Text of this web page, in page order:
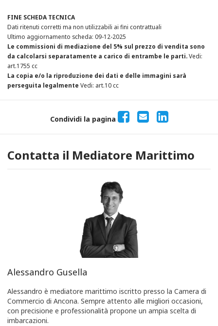
FINE SCHEDA TECNICA
Dati ritenuti corretti ma non utilizzabili ai fini contrattuali
Ultimo aggiornamento scheda: 09-12-2025
Le commissioni di mediazione del 5% sul prezzo di vendita sono
da calcolarsi separatamente a carico di entrambe le parti.Vedi:
art.1755 cc
La copia e/o la riproduzione dei dati e delle immagini sarà
perseguita legalmente Vedi: art.10 cc
Condividi la pagina
Contatta il Mediatore Marittimo
Alessandro Gusella
Alessandro è mediatore marittimo iscritto presso la Camera di
Commercio di Ancona. Sempre attento alle migliori occasioni,
con precisione e professionalità propone un ampia scelta di
imbarcazioni.